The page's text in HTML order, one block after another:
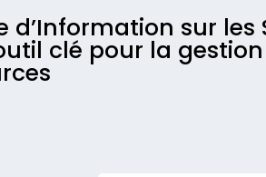
d’Information sur les
clé pour la